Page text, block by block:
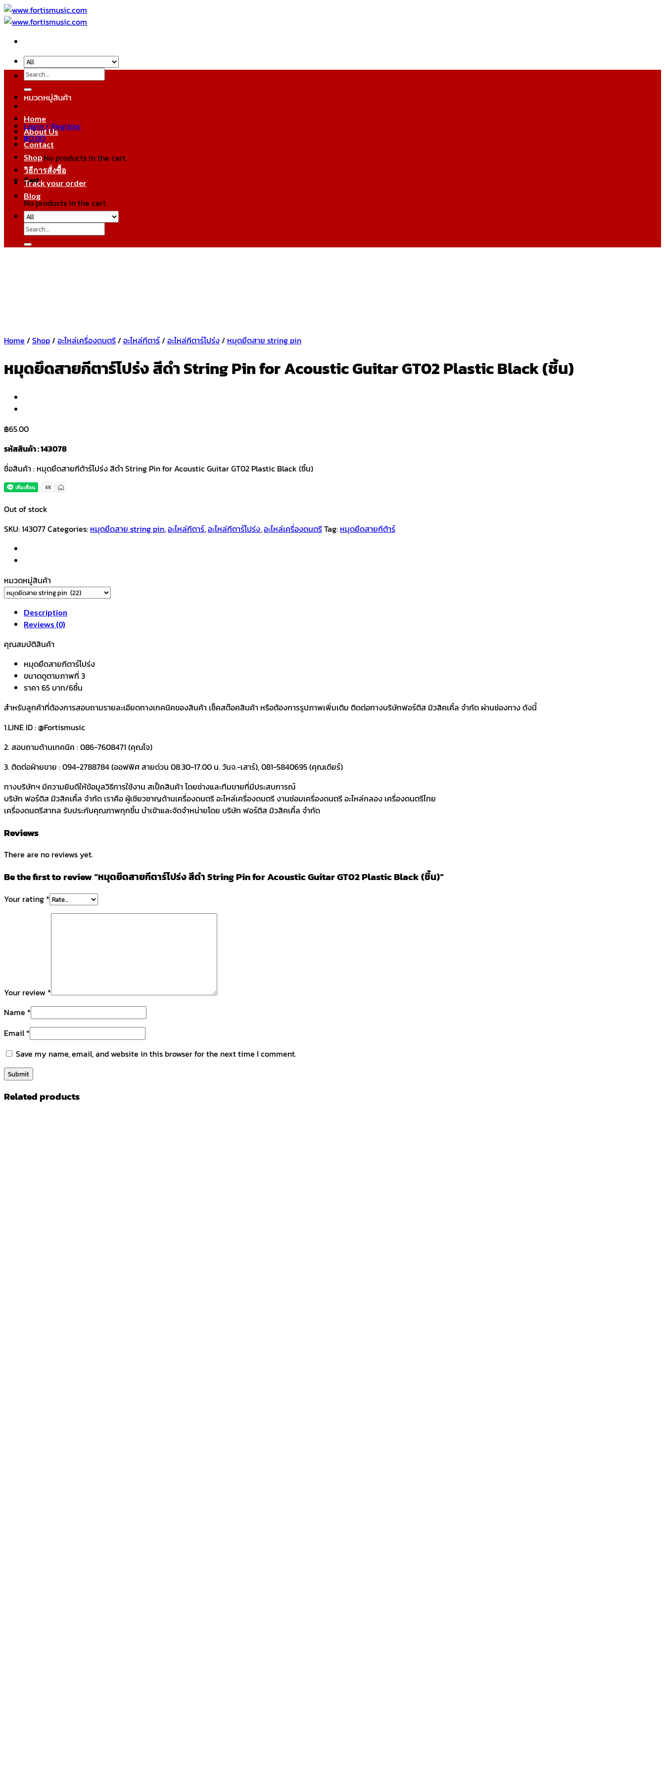
Skip
to
Search
for:
Login / Register
฿0.00
No products in the cart.
Cart
No products in the cart.
หมวดหมู่สินค้า
Home
About Us
Contact
Shop
วิธีการสั่งซื้อ
Track your order
Blog
Search
for:
Home / Shop/ อะไหล่เครื่องดนตรี/ อะไหล่กีตาร์/ อะไหล่กีตาร์โปร่ง/ หมุดยึดสาย string pin
หมุดยึดสายกีตาร์โปร่ง สีดำ String Pin for Acoustic Guitar GT02 Plastic Black (ชิ้น)
฿65.00
รหัสสินค้า : 143078
ชื่อสินค้า : หมุดยึดสายกีต้าร์โปร่ง สีดำ String Pin for Acoustic Guitar GT02 Plastic Black (ชิ้น)
Out of stock
SKU:143077Categories: หมุดยึดสาย string pin,อะไหล่กีตาร์,อะไหล่กีตาร์โปร่ง,อะไหล่เครื่องดนตรีTag: หมุดยึดสายกีต้าร์
หมวดหมู่สินค้า
Description
Reviews (0)
คุณสมบัติสินค้า
หมุดยึดสายกีตาร์โปร่ง
ขนาดดูตามภาพที่ 3
ราคา 65 บาท/6ชิ้น
สำหรับลูกค้าที่ต้องการสอบถามรายละเอียดทางเทคนิคของสินค้า เช็คสต๊อคสินค้า หรือต้องการรูปภาพเพิ่มเติม ติดต่อทางบริษัทฟอร์ติส มิวสิคเคิ้ล จำกัด ผ่านช่องทาง ดังนี้
1.LINE ID : @Fortismusic
2. สอบถามด้านเทคนิค : 086-7608471 (คุณโจ)
3. ติดต่อฝ่ายขาย : 094-2788784 (ออฟฟิศ สายด่วน 08.30-17.00 น. วันจ.-เสาร์), 081-5840695 (คุณเดียร์)
ทางบริษัทฯ มีความยินดีให้ข้อมูลวิธีการใช้งาน สเป็คสินค้า โดยช่างและทีมขายที่มีประสบการณ์
บริษัท ฟอร์ติส มิวสิคเคิ้ล จำกัด เราคือ ผู้เชียวชาญด้านเครื่องดนตรี อะไหล่เครื่องดนตรี งานซ่อมเครื่องดนตรี อะไหล่กลอง เครื่องดนตรีไทย
เครื่องดนตรีสากล รับประกับคุณภาพทุกชิ้น นำเข้าและจัดจำหน่ายโดย บริษัท ฟอร์ติส มิวสิคเคิ้ล จำกัด
Reviews
There are no reviews yet.
Be the first to review “หมุดยึดสายกีตาร์โปร่ง สีดำ String Pin for Acoustic Guitar GT02 Plastic Black (ชิ้น)”
Your rating *
Your review *
Name *
Email*
Save my name, email, and website in this browser for the next time I comment.
Related products